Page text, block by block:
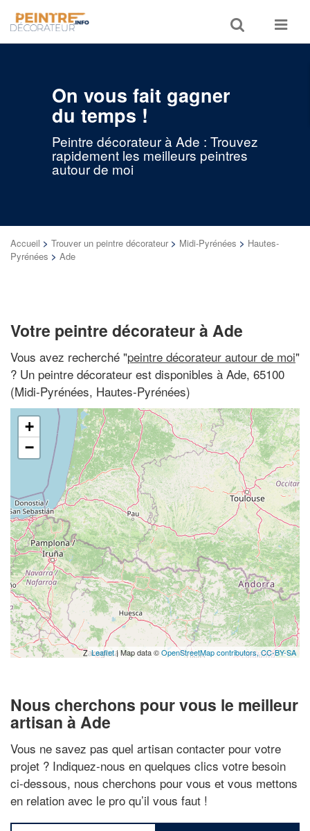
Toggle
search
Toggle
On vous fait gagner
du temps !
Peintre décorateur à Ade : Trouvez
rapidement les meilleurs peintres
autour de moi
Accueil > Trouver un peintre décorateur > Midi-Pyrénées > Hautes-
Pyrénées > Ade
Votre peintre décorateur à Ade
Vous avez recherché "peintre décorateur autour de moi"
? Un peintre décorateur est disponibles à Ade, 65100
(Midi-Pyrénées, Hautes-Pyrénées)
+
−
Leaflet| Map data ©OpenStreetMap contributors,CC-BY-SA
Nous cherchons pour vous le meilleur
artisan à Ade
Vous ne savez pas quel artisan contacter pour votre
projet ? Indiquez-nous en quelques clics votre besoin
ci-dessous, nous cherchons pour vous et vous mettons
en relation avec le pro qu’il vous faut !